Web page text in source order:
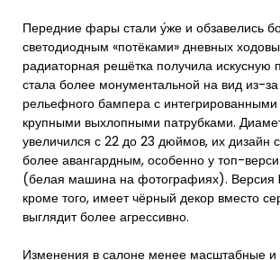
Передние фары стали у́же и обзавелись
светодиодным «потёками» дневных
радиаторная решётка получила искусную
стала более монументальной на вид из-
рельефного бампера с интегрированными
крупными выхлопными патрубками.
увеличился с 22 до 23 дюймов, их дизайн
более авангардным, особенно у топ-
(белая машина на фотографиях). Версия
кроме того, имеет чёрный декор вместо
выглядит более агрессивно.
Изменения в салоне менее масштабные и